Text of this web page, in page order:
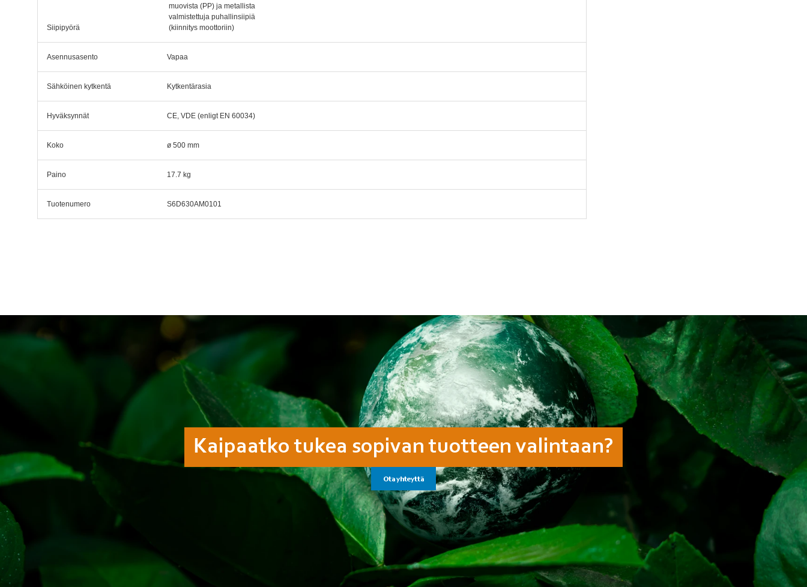
Siipipyörä
muovista (PP) ja metallista
valmistettuja puhallinsiipiä
(kiinnitys moottoriin)
Asennusasento Vapaa
Sähköinen kytkentä Kytkentärasia
Hyväksynnät CE, VDE (enligt EN 60034)
Koko ø 500 mm
Paino 17.7 kg
Tuotenumero S6D630AM0101
Kaipaatko tukea sopivan tuotteen valintaan?
Ota yhteyttä